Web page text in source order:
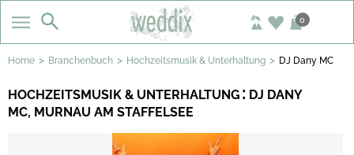
0
Home > Branchenbuch > Hochzeitsmusik & Unterhaltung > DJ Dany MC
HOCHZEITSMUSIK & UNTERHALTUNG : DJ DANY
MC, MURNAU AM STAFFELSEE